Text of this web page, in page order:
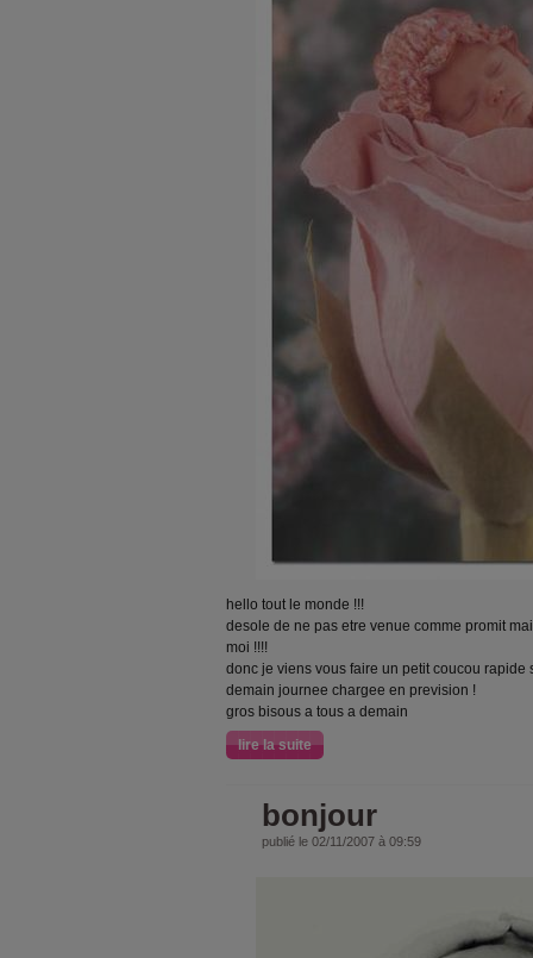
hello tout le monde !!!
desole de ne pas etre venue comme promit
moi !!!!
donc je viens vous faire un petit coucou rapide
demain journee chargee en prevision !
gros bisous a tous a demain
lire la suite
bonjour
publié le 02/11/2007 à 09:59